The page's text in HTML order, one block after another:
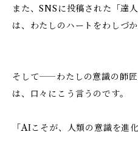
また、SNSに投稿された「達
は、わたしのハートをわしづか
そして――わたしの意識の師匠
は、口々にこう言うのです。
「AIこそが、人類の意識を進